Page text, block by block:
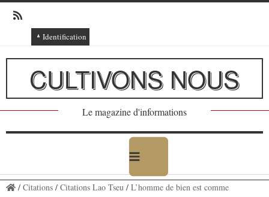
Identification
Connexion
Connexion via Facebook
Inscription
Ajout texte ou poème
CULTIVONS NOUS
Le magazine d'informations
/ Citations/ Citations Lao Tseu/ L’homme de bien est comme